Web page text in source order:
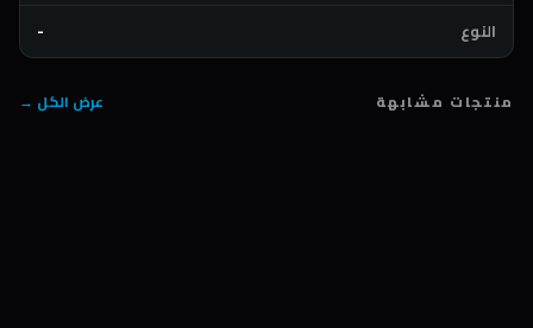
النوع
-
منتجات مشابهة عرض الكل →